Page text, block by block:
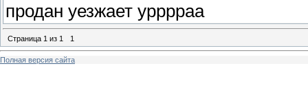
продан уезжает урррраа
Страница 1 из 1 1
Полная версия сайта